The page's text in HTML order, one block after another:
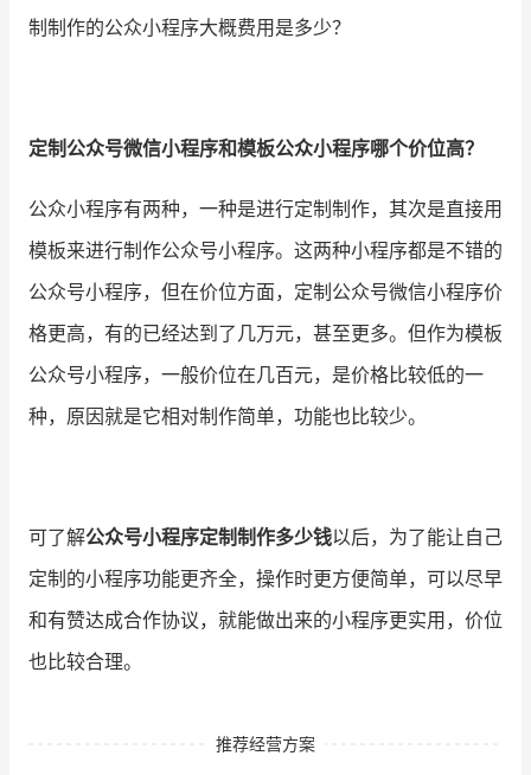
认证服务商 设计服务商
制制作的公众小程序大概费用是多少？
定制公众号微信小程序和模板公众小程序哪个价位高？
公众小程序有两种，一种是进行定制制作，其次是直接用
模板来进行制作公众号小程序。这两种小程序都是不错的
公众号小程序，但在价位方面，定制公众号微信小程序价
格更高，有的已经达到了几万元，甚至更多。但作为模板
公众号小程序，一般价位在几百元，是价格比较低的一
种，原因就是它相对制作简单，功能也比较少。
可了解公众号小程序定制制作多少钱以后，为了能让自己
定制的小程序功能更齐全，操作时更方便简单，可以尽早
和有赞达成合作协议，就能做出来的小程序更实用，价位
也比较合理。
推荐经营方案